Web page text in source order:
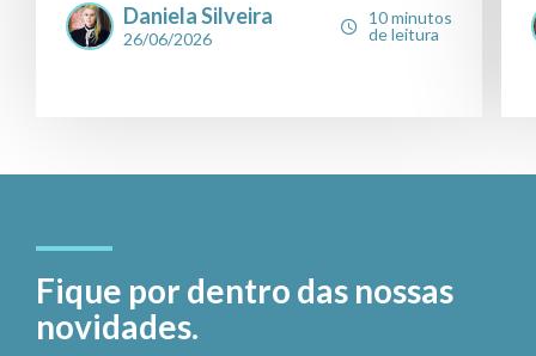
Daniela Silveira
26/06/2026
10 minutos
de leitura
Fique por dentro das nossas
novidades.